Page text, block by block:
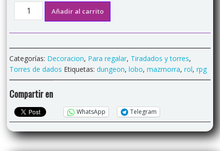
Torre
de
lobo"
cantidad
Añadir al carrito
Categorías: Decoracion, Para regalar, Tiradados y torres,
Torres de dados Etiquetas: dungeon, lobo, mazmorra, rol, rpg
Compartir en
WhatsApp Telegram